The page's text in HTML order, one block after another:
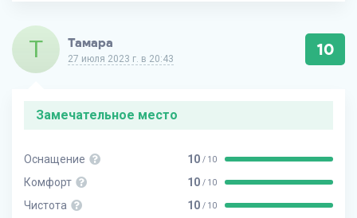
Т Тамара
27 июля 2023 г. в 20:43 10
Замечательное место
Оснащение 10 / 10
Комфорт 10 / 10
Чистота 10 / 10